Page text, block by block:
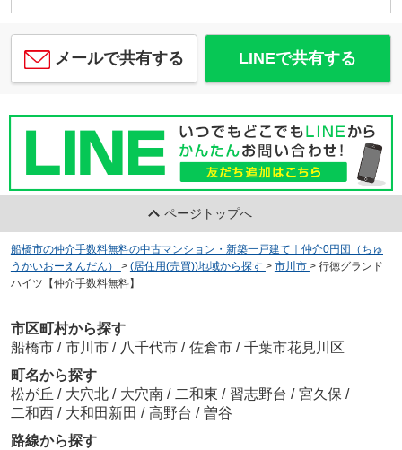
メールで共有する LINEで共有する
ページトップへ
船橋市の仲介手数料無料の中古マンション・新築一戸建て｜仲介0円団（ちゅ
うかいおーえんだん）
> (居住用(売買))地域から探す > 市川市 > 行徳グランド
ハイツ【仲介手数料無料】
市区町村から探す
船橋市 / 市川市 / 八千代市 / 佐倉市 / 千葉市花見川区
町名から探す
松が丘 / 大穴北 / 大穴南 / 二和東 / 習志野台 / 宮久保 /
二和西 / 大和田新田 / 高野台 / 曽谷
路線から探す